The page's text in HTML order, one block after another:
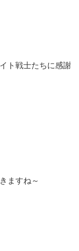
ト戦士たちに感謝
ますね～